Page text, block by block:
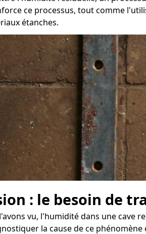
ce processus, tout comme
étanches.
: le besoin de
vu, l'humidité dans une cave
la cause de ce